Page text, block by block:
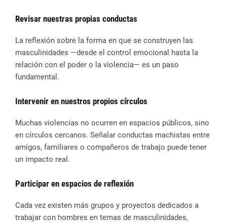
Revisar nuestras propias conductas
La reflexión sobre la forma en que se construyen las
masculinidades —desde el control emocional hasta la
relación con el poder o la violencia— es un paso
fundamental.
Intervenir en nuestros propios círculos
Muchas violencias no ocurren en espacios públicos, sino
en círculos cercanos. Señalar conductas machistas entre
amigos, familiares o compañeros de trabajo puede tener
un impacto real.
Participar en espacios de reflexión
Cada vez existen más grupos y proyectos dedicados a
trabajar con hombres en temas de masculinidades,